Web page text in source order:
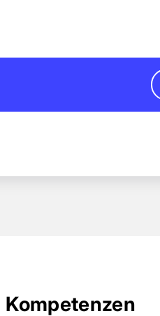
Kompetenzen